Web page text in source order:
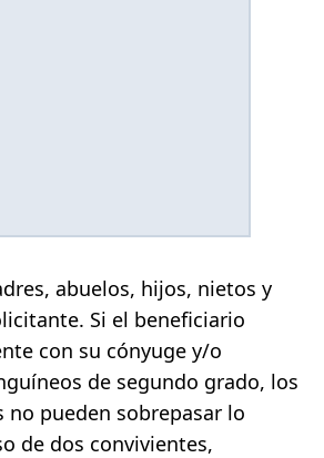
abuelos, hijos, nietos y
Si el beneficiario
con su cónyuge y/o
de segundo grado, los
no pueden sobrepasar lo
de dos convivientes,